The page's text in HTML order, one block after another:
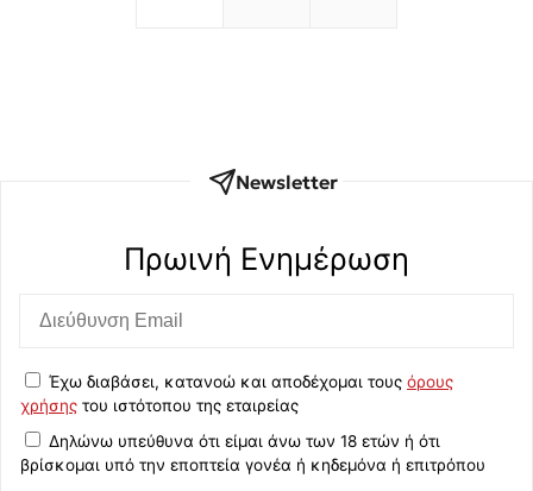
Newsletter
Πρωινή Eνημέρωση
Έχω διαβάσει, κατανοώ και αποδέχομαι τους όρους
χρήσης του ιστότοπου της εταιρείας
Δηλώνω υπεύθυνα ότι είμαι άνω των 18 ετών ή ότι
βρίσκομαι υπό την εποπτεία γονέα ή κηδεμόνα ή επιτρόπου